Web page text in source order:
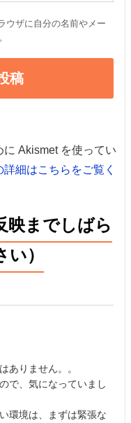
ウザに自分の名前やメー
Akismet を使ってい
細はこちらをご覧く
映までしばら
）
ありません。。
で、気になっていまし
環境は、まずは緊張な